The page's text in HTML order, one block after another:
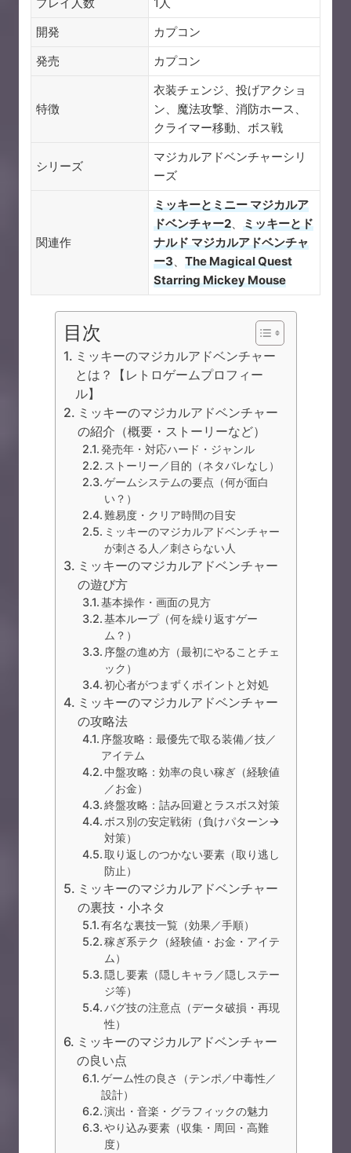
開発
カプコン
発売
カプコン
特徴
衣装チェンジ、投げアクショ
ン、魔法攻撃、消防ホース、
クライマー移動、ボス戦
シリーズ
マジカルアドベンチャーシリ
ーズ
関連作
ミッキーとミニー マジカルア
ドベンチャー2、 ミッキーとド
ナルド マジカルアドベンチャ
ー3、 The Magical Quest
Starring Mickey Mouse
目次
ミッキーのマジカルアドベンチャー
とは？【レトロゲームプロフィー
ル】
ミッキーのマジカルアドベンチャー
の紹介（概要・ストーリーなど）
発売年・対応ハード・ジャンル
ストーリー／目的（ネタバレなし）
ゲームシステムの要点（何が面白
い？）
難易度・クリア時間の目安
ミッキーのマジカルアドベンチャー
が刺さる人／刺さらない人
ミッキーのマジカルアドベンチャー
の遊び方
基本操作・画面の見方
基本ループ（何を繰り返すゲー
ム？）
序盤の進め方（最初にやることチェ
ック）
初心者がつまずくポイントと対処
ミッキーのマジカルアドベンチャー
の攻略法
序盤攻略：最優先で取る装備／技／
アイテム
中盤攻略：効率の良い稼ぎ（経験値
／お金）
終盤攻略：詰み回避とラスボス対策
ボス別の安定戦術（負けパターン→
対策）
取り返しのつかない要素（取り逃し
防止）
ミッキーのマジカルアドベンチャー
の裏技・小ネタ
有名な裏技一覧（効果／手順）
稼ぎ系テク（経験値・お金・アイテ
ム）
隠し要素（隠しキャラ／隠しステー
ジ等）
バグ技の注意点（データ破損・再現
性）
ミッキーのマジカルアドベンチャー
の良い点
ゲーム性の良さ（テンポ／中毒性／
設計）
演出・音楽・グラフィックの魅力
やり込み要素（収集・周回・高難
度）